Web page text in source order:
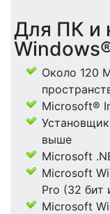
Для ПК и
Около 120
Microsoft®
выше
Microsoft
Microsoft
Pro (32 бит
Microsoft